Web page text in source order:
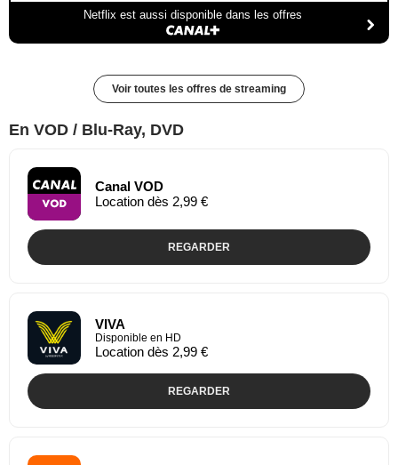
Netflix est aussi disponible dans les offres
Voir toutes les offres de streaming
En VOD / Blu-Ray, DVD
Canal VOD
Location dès 2,99 €
REGARDER
VIVA
Disponible en HD
Location dès 2,99 €
REGARDER